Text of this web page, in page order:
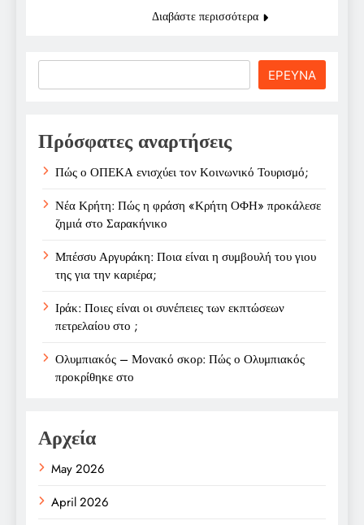
Διαβάστε περισσότερα
ΕΡΕΥΝΑ
Πρόσφατες αναρτήσεις
Πώς ο ΟΠΕΚΑ ενισχύει τον Κοινωνικό Τουρισμό;
Νέα Κρήτη: Πώς η φράση «Κρήτη ΟΦΗ» προκάλεσε
ζημιά στο Σαρακήνικο
Μπέσσυ Αργυράκη: Ποια είναι η συμβουλή του γιου
της για την καριέρα;
Ιράκ: Ποιες είναι οι συνέπειες των εκπτώσεων
πετρελαίου στο ;
Ολυμπιακός – Μονακό σκορ: Πώς ο Ολυμπιακός
προκρίθηκε στο
Αρχεία
May 2026
April 2026